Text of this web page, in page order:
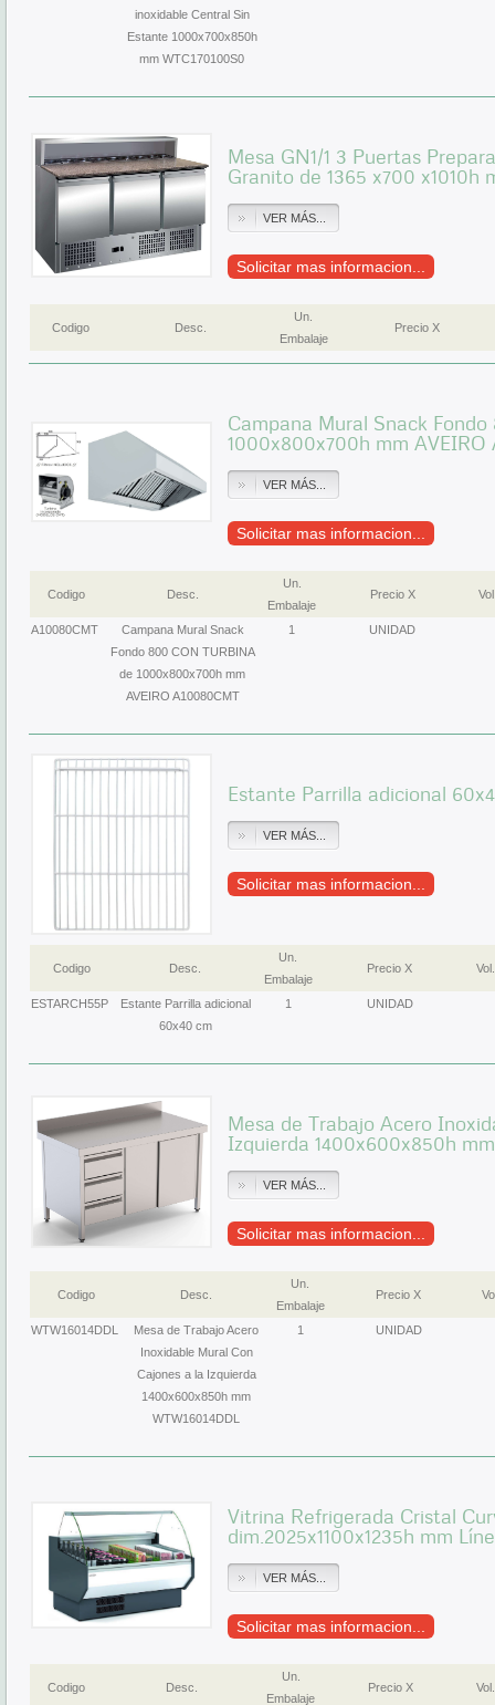
inoxidable Central Sin
Estante 1000x700x850h
mm WTC170100S0
Mesa GN1/1 3 Puertas
Granito de 1365 x700 x1010h
VER MÁS...
Solicitar mas informacion...
Codigo Desc.
Un.
Embalaje
Precio X
Campana Mural Snack
1000x800x700h mm AVEIRO
VER MÁS...
Solicitar mas informacion...
Codigo Desc.
Un.
Embalaje
Precio X
A10080CMT
Campana Mural Snack
Fondo 800 CON TURBINA
de 1000x800x700h mm
AVEIRO A10080CMT
1 UNIDAD
Estante Parrilla adicional
VER MÁS...
Solicitar mas informacion...
Codigo Desc.
Un.
Embalaje
Precio X Vol.
ESTARCH55P
Estante Parrilla adicional
60x40 cm
1 UNIDAD
Mesa de Trabajo Acero
Izquierda 1400x600x850h mm
VER MÁS...
Solicitar mas informacion...
Codigo Desc.
Un.
Embalaje
Precio X
WTW16014DDL
Mesa de Trabajo Acero
Inoxidable Mural Con
Cajones a la Izquierda
1400x600x850h mm
WTW16014DDL
1 UNIDAD
Vitrina Refrigerada Cristal
dim.2025x1100x1235h mm
VER MÁS...
Solicitar mas informacion...
Codigo Desc.
Un.
Embalaje
Precio X Vol.